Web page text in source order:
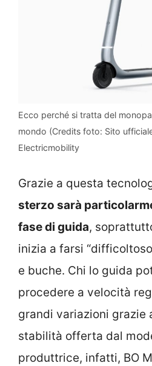
Ecco perché si tratta del
mondo (Credits foto: Sito
Electricmobility
Grazie a questa
sterzo sarà
fase di guida,
inizia a farsi
e buche. Chi lo guida
procedere a velocità
grandi variazioni grazie
stabilità offerta dal
produttrice, infatti, BO